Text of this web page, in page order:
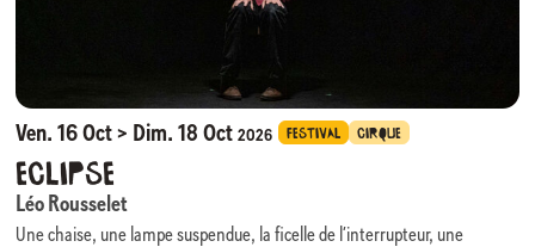
communauté fragile mais réelle.
questionne les excès du monde tout en rappelant que
l’empathie, à l’heure de la productivité infinie, demeure notre ressource
la plus rare et la plus humaine.
Ven. 16 Oct > Dim. 18 Oct2026 FESTIVAL CIRQUE
Eclipse
Léo Rousselet
Une chaise, une lampe suspendue, la ficelle de l’interrupteur, une